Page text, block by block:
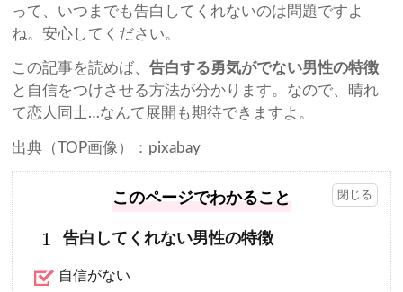
って、いつまでも告白してくれないのは問題ですよ
ね。安心してください。
この記事を読めば、告白する勇気がでない男性の特徴
と自信をつけさせる方法が分かります。なので、晴れ
て恋人同士…なんて展開も期待できますよ。
出典（TOP画像）：pixabay
このページでわかること
1 告白してくれない男性の特徴
自信がない